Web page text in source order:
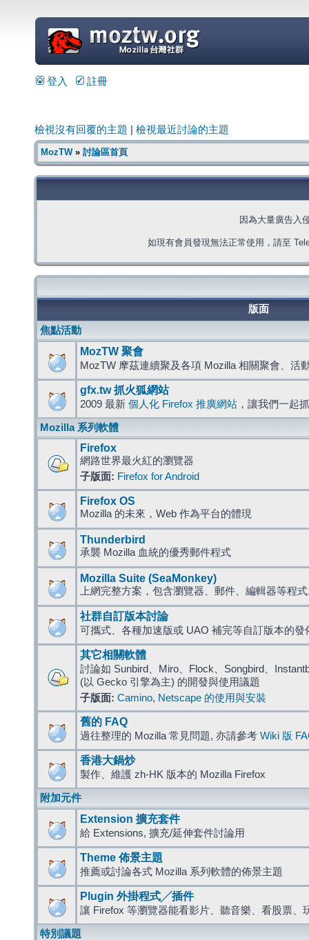
=
登入 註冊
檢視沒有回覆的主題 檢視最近討論的主題
MozTW» 討論區首頁
因為大量廣告入
如現有會員發現無法正常使用，請至
版面
焦點活動
MozTW 聚會
MozTW 摩茲連續聚及各項 Mozilla 相關聚會、活
gfx.tw 抓火狐網站
2009 最新 個人化 Firefox 推廣網站 ，讓我們一起
Mozilla 系列軟體
Firefox
網路世界最火紅的瀏覽器
子版面: Firefox for Android
Firefox OS
Mozilla 的未來，Web 作為平台的體現
Thunderbird
承襲 Mozilla 血統的優秀郵件程式
Mozilla Suite (SeaMonkey)
上網完整方案，包含瀏覽器、郵件、編輯器等程
社群自訂版本討論
可攜式、各種加速版或 UAO 補完等自訂版本的發
其它相關軟體
討論如 Sunbird、Miro、Flock、Songbird、
(以 Gecko 引擎為主) 的開發與使用議題
子版面: Camino, Netscape 的使用與安裝
舊的 FAQ
過往整理的 Mozilla 常見問題, 亦請參考 Wiki 版
香港大鍋炒
製作、維護 zh-HK 版本的 Mozilla Firefox
附加元件
Extension 擴充套件
給 Extensions, 擴充/延伸套件討論用
Theme 佈景主題
推薦或討論各式 Mozilla 系列軟體的佈景主題
Plugin 外掛程式╱插件
讓 Firefox 等瀏覽器能看影片、聽音樂、看股票、
特別議題